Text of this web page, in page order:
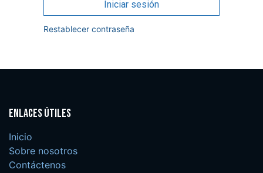
Iniciar sesión
Restablecer contraseña
Enlaces útiles
Inicio
Sobre nosotros
Contáctenos